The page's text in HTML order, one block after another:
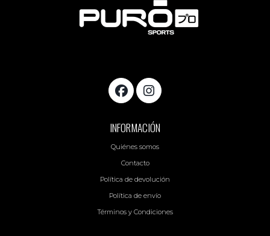
INFORMACIÓN
Quiénes somos
Contacto
Política de devolución
Política de envío
Términos y Condiciones